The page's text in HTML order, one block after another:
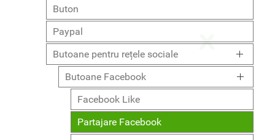
Buton
Paypal
Butoane pentru rețele sociale
Butoane Facebook
Facebook Like
Partajare Facebook